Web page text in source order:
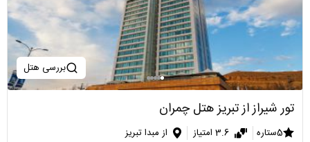
بررسی هتل
تور شیراز از تبریز هتل چمران
5ستاره 3.6 امتیاز از مبدا تبریز